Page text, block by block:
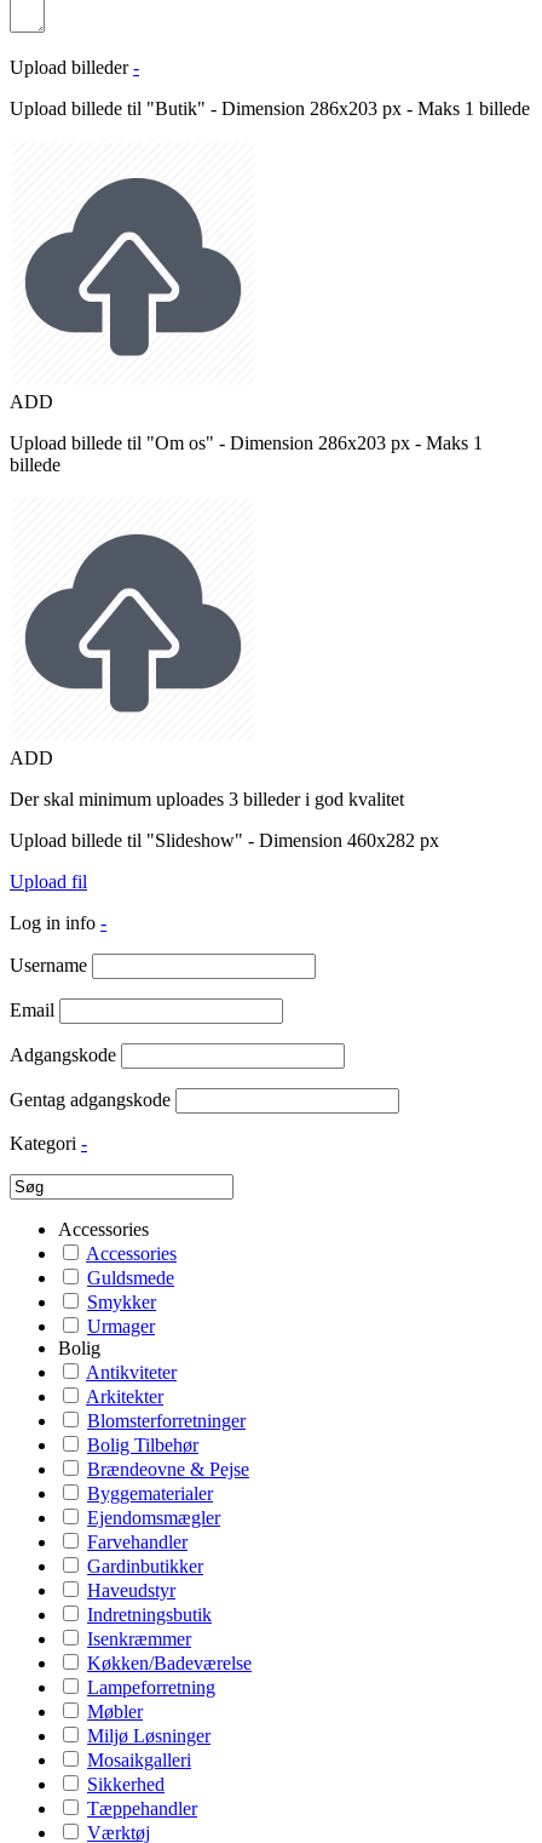
Upload billeder -
Upload billede til "Butik" - Dimension 286x203 px - Maks 1 billede
ADD
Upload billede til "Om os" - Dimension 286x203 px - Maks 1
billede
ADD
Der skal minimum uploades 3 billeder i god kvalitet
Upload billede til "Slideshow" - Dimension 460x282 px
Upload fil
Log in info -
Username
Email
Adgangskode
Gentag adgangskode
Kategori -
Accessories
Accessories
Guldsmede
Smykker
Urmager
Bolig
Antikviteter
Arkitekter
Blomsterforretninger
Bolig Tilbehør
Brændeovne & Pejse
Byggematerialer
Ejendomsmægler
Farvehandler
Gardinbutikker
Haveudstyr
Indretningsbutik
Isenkræmmer
Køkken/Badeværelse
Lampeforretning
Møbler
Miljø Løsninger
Mosaikgalleri
Sikkerhed
Tæppehandler
Værktøj